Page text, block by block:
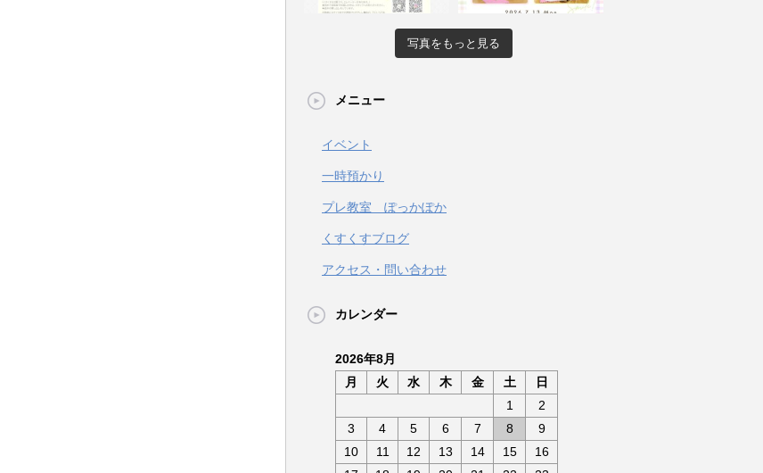
写真をもっと見る
メニュー
イベント
一時預かり
プレ教室 ぽっかぽか
くすくすブログ
アクセス・問い合わせ
カレンダー
2026年8月
月
火 水 木 金 土
日
1
2
3
4 5 6 7 8
9
10
11 12 13 14 15
16